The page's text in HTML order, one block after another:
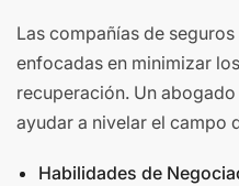
Las compañías de
enfocadas en minimizar
recuperación. Un
ayudar a nivelar el campo
Habilidades de